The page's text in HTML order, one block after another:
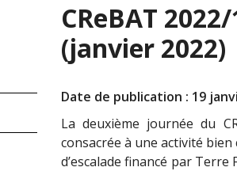
CReBAT
(janvier 2022)
Date de publication : 19
La deuxième journée du
consacrée à une activité bien
d’escalade financé par